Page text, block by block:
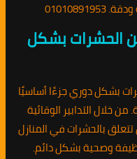
الحشرات بشكل
بشكل دوري جزءًا أساسيًا
خلال التدابير الوقائية
بالحشرات في المنازل
نظيفة وصحية بشكل دائم.